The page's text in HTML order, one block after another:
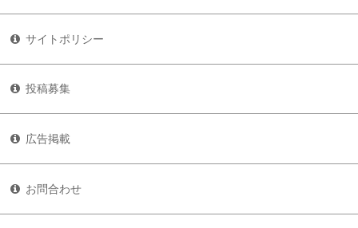
サイトポリシー
投稿募集
広告掲載
お問合わせ